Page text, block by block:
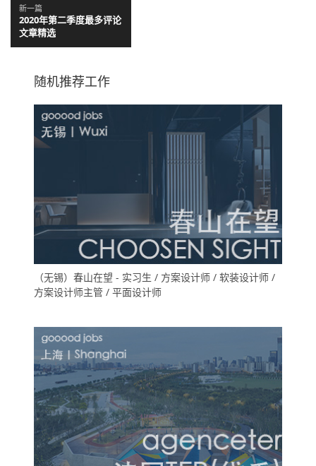
新一篇
2020年第二季度最多评论
文章精选
随机推荐工作
（无锡）春山在望 - 实习生 / 方案设计师 / 软装设计师 /
方案设计师主管 / 平面设计师